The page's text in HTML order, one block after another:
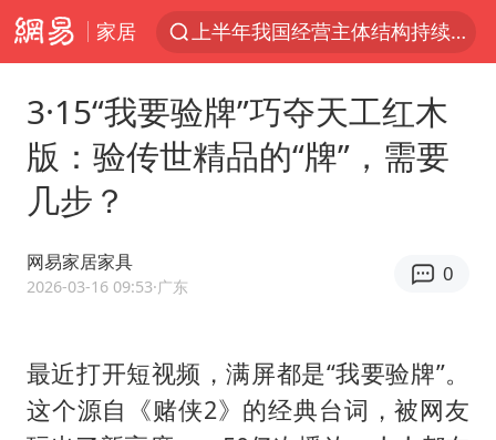
家居
上半年我国经营主体结构持续优化
白海豚将给京津冀带来大暴雨
国足U17与阿森纳决赛取消 并列冠军
《龙餐馆》 冲奖
笔试第一被劝弃考涉事副校长被撤职
3·15“我要验牌”巧夺天工红木
版：验传世精品的“牌”，需要
几步？
网易家居家具
2026-03-16 09:53·广东
0
最近打开短视频，满屏都是“我要验牌”。
这个源自《赌侠2》的经典台词，被网友